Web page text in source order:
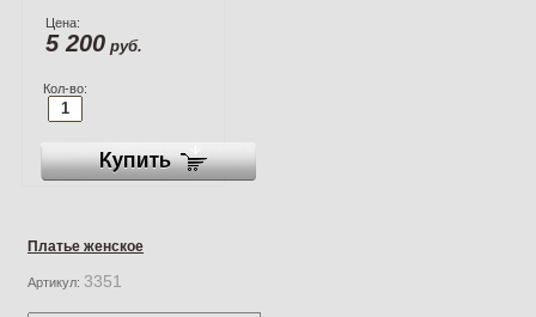
Цена:
5 200 руб.
Кол-во:
Платье женское
Артикул: 3351